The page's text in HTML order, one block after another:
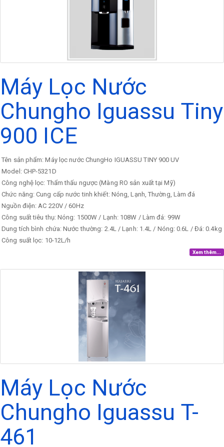
Máy Lọc Nước
Chungho Iguassu Tiny
900 ICE
Tên sản phẩm: Máy lọc nước ChungHo IGUASSU TINY 900 UV
Model: CHP-5321D
Công nghệ lọc: Thẩm thấu ngược (Màng RO sản xuất tại Mỹ)
Chức năng: Cung cấp nước tinh khiết: Nóng, Lạnh, Thường, Làm đá
Nguồn điện: AC 220V / 60Hz
Công suất tiêu thụ: Nóng: 1500W / Lạnh: 108W / Làm đá: 99W
Dung tích bình chứa: Nước thường: 2.4L / Lạnh: 1.4L / Nóng: 0.6L / Đá: 0.4kg
Công suất lọc: 10-12L/h
Xem thêm...
Máy Lọc Nước
Chungho Iguassu T-
461